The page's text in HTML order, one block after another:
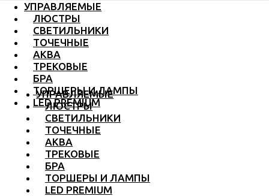
УПРАВЛЯЕМЫЕ
ЛЮСТРЫ
СВЕТИЛЬНИКИ
ТОЧЕЧНЫЕ
АКВА
ТРЕКОВЫЕ
БРА
ТОРШЕРЫ И ЛАМПЫ
LED PREMIUM
УПРАВЛЯЕМЫЕ
ЛЮСТРЫ
СВЕТИЛЬНИКИ
ТОЧЕЧНЫЕ
АКВА
ТРЕКОВЫЕ
БРА
ТОРШЕРЫ И ЛАМПЫ
LED PREMIUM